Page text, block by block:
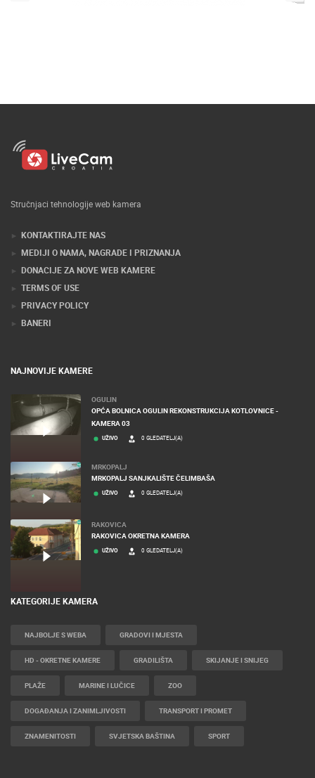
Stručnjaci tehnologije web kamera
KONTAKTIRAJTE NAS
MEDIJI O NAMA, NAGRADE I PRIZNANJA
DONACIJE ZA NOVE WEB KAMERE
TERMS OF USE
PRIVACY POLICY
BANERI
NAJNOVIJE KAMERE
OGULIN
OPĆA BOLNICA OGULIN REKONSTRUKCIJA KOTLOVNICE -
KAMERA 03
UŽIVO 0 GLEDATELJ(A)
MRKOPALJ
MRKOPALJ SANJKALIŠTE ČELIMBAŠA
UŽIVO 0 GLEDATELJ(A)
RAKOVICA
RAKOVICA OKRETNA KAMERA
UŽIVO 0 GLEDATELJ(A)
KATEGORIJE KAMERA
NAJBOLJE S WEBA GRADOVI I MJESTA
HD - OKRETNE KAMERE GRADILIŠTA SKIJANJE I SNIJEG
PLAŽE MARINE I LUČICE ZOO
DOGAĐANJA I ZANIMLJIVOSTI TRANSPORT I PROMET
ZNAMENITOSTI SVJETSKA BAŠTINA SPORT